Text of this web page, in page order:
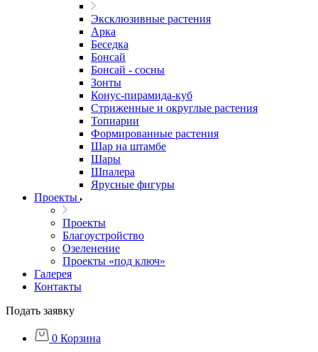
Эксклюзивные растения
Арка
Беседка
Бонсай
Бонсай - сосны
Зонты
Конус-пирамида-куб
Стриженные и округлые растения
Топиарии
Формированные растения
Шар на штамбе
Шары
Шпалера
Ярусные фигуры
Проекты
Проекты
Благоустройство
Озеленение
Проекты «под ключ»
Галерея
Контакты
Подать заявку
0 Корзина